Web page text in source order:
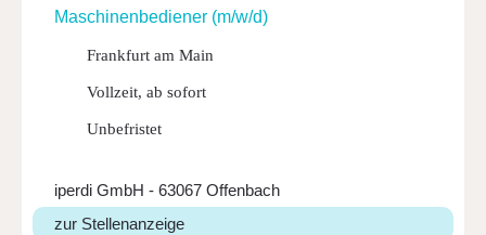
Maschi­nen­be­diener (m/w/d)
Frankfurt am Main
Vollzeit, ab sofort
Unbefristet
iperdi GmbH - 63067 Offenbach
zur Stellenanzeige